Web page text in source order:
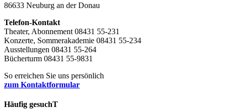
86633 Neuburg an der Donau
Telefon-Kontakt
Theater, Abonnement 08431 55-231
Konzerte, Sommerakademie 08431 55-234
Ausstellungen 08431 55-264
Bücherturm 08431 55-9831
So erreichen Sie uns persönlich
zum Kontaktformular
Häufig gesuchT